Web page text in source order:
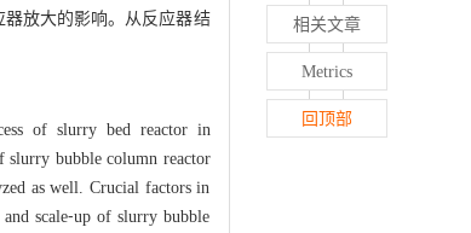
放大的影响。从反应器结
of slurry bed reactor in
slurry bubble column reactor
as well. Crucial factors in
scale⁃up of slurry bubble
相关文章
Metrics
回顶部